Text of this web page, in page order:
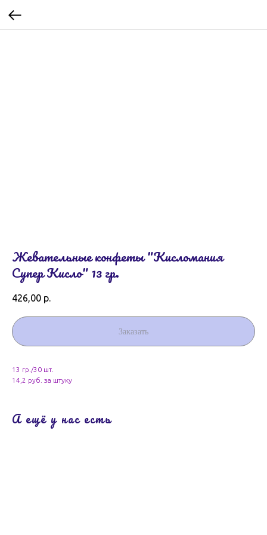
Жевательные конфеты "Кисломания
Супер Кисло" 13 гр.
426,00 р.
Заказать
13 гр./30 шт.
14,2 руб. за штуку
А ещё у нас есть